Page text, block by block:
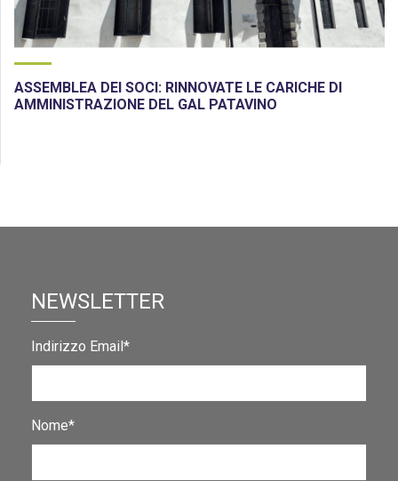
ASSEMBLEA DEI SOCI: RINNOVATE LE CARICHE DI
AMMINISTRAZIONE DEL GAL PATAVINO
NEWSLETTER
Indirizzo Email*
Nome*